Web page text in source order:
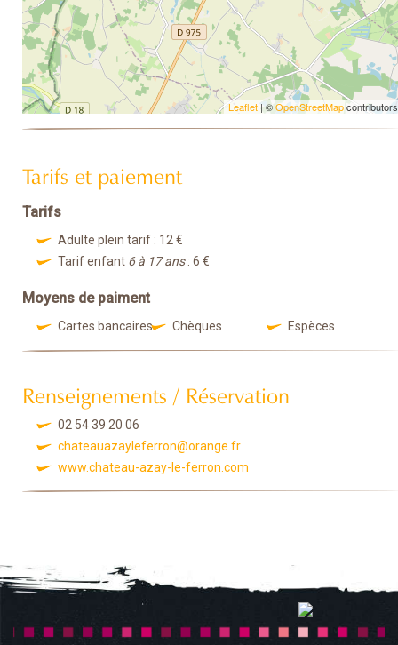
Leaflet | ©OpenStreetMapcontributors
Tarifs et paiement
Tarifs
Adulte plein tarif : 12 €
Tarif enfant 6 à 17 ans: 6 €
Moyens de paiment
Cartes bancaires Chèques Espèces
Renseignements / Réservation
02 54 39 20 06
chateauazayleferron@orange.fr
www.chateau-azay-le-ferron.com